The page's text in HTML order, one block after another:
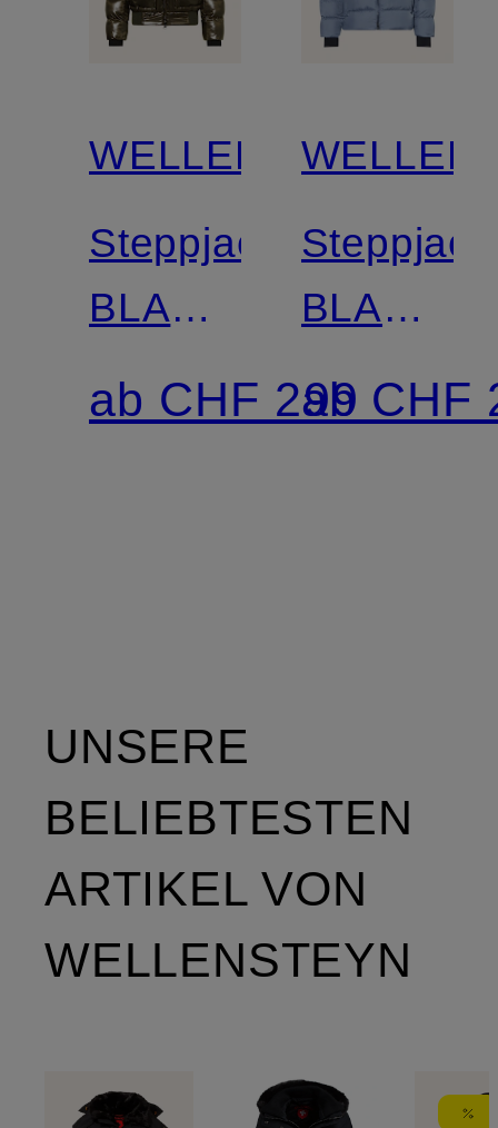
WELLENSTEYN
Steppjacke
BLACKBIRD
MEN
mit
ab CHF 299
mit
ab CHF
UNSERE
BELIEBTESTEN
ARTIKEL VON
WELLENSTEYN